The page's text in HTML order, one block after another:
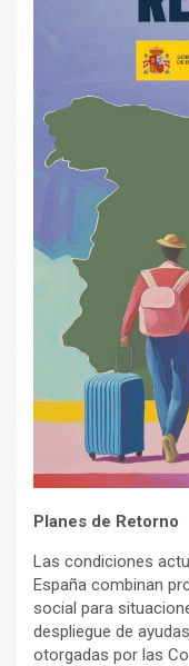
Planes de Retorno
Las condiciones
España combinan
social para
despliegue de
otorgadas por las